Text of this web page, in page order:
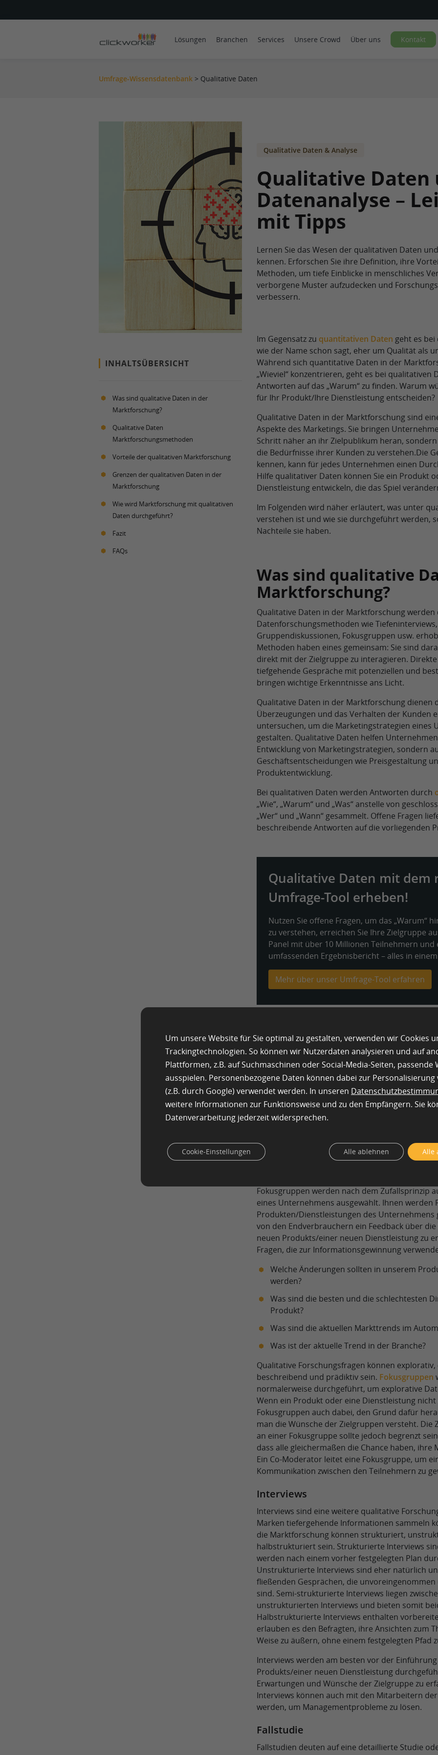
Lösungen Branchen Services Unsere Crowd Über uns Kontakt
Umfrage-Wissensdatenbank > Qualitative Daten
Qualitative Daten & Analyse
Qualitative Daten
Datenanalyse –
mit Tipps
Lernen Sie das Wesen der qualitativen Daten
kennen. Erforschen Sie ihre Definition, ihre
Methoden, um tiefe Einblicke in menschliches
verborgene Muster aufzudecken und
verbessern.
INHALTSÜBERSICHT
Was sind qualitative Daten in der
Marktforschung?
Qualitative Daten
Marktforschungsmethoden
Vorteile der qualitativen Marktforschung
Grenzen der qualitativen Daten in der
Marktforschung
Wie wird Marktforschung mit qualitativen
Daten durchgeführt?
Fazit
FAQs
Im Gegensatz zu quantitativen Daten geht es
wie der Name schon sagt, eher um Qualität als
Während sich quantitative Daten in der
„Wieviel“ konzentrieren, geht es bei qualitativen
Antworten auf das „Warum“ zu finden. Warum
für Ihr Produkt/Ihre Dienstleistung entscheiden?
Qualitative Daten in der Marktforschung sind
Aspekte des Marketings. Sie bringen
Schritt näher an ihr Zielpublikum heran,
die Bedürfnisse ihrer Kunden zu verstehen.Die
kennen, kann für jedes Unternehmen einen
Hilfe qualitativer Daten können Sie ein Produkt
Dienstleistung entwickeln, die das Spiel
Im Folgenden wird näher erläutert, was unter
verstehen ist und wie sie durchgeführt werden,
Nachteile sie haben.
Was sind qualitative
Marktforschung?
Qualitative Daten in der Marktforschung
Datenforschungsmethoden wie Tiefeninterviews,
Gruppendiskussionen, Fokusgruppen usw.
Methoden haben eines gemeinsam: Sie sind
direkt mit der Zielgruppe zu interagieren.
tiefgehende Gespräche mit potenziellen und
bringen wichtige Erkenntnisse ans Licht.
Qualitative Daten in der Marktforschung dienen
Überzeugungen und das Verhalten der Kunden
untersuchen, um die Marketingstrategien eines
gestalten. Qualitative Daten helfen
Entwicklung von Marketingstrategien, sondern
Geschäftsentscheidungen wie Preisgestaltung
Produktentwicklung.
Bei qualitativen Daten werden Antworten durch
„Wie“, „Warum“ und „Was“ anstelle von
„Wer“ und „Wann“ gesammelt. Offene Fragen
beschreibende Antworten auf die vorliegenden
Qualitative Daten mit dem
Umfrage-Tool erheben!
Nutzen Sie offene Fragen, um das „Warum“
zu verstehen, erreichen Sie Ihre Zielgruppe
Panel mit über 10 Millionen Teilnehmern und
umfassenden Ergebnisbericht – alles in
Mehr über unser Umfrage-Tool erfahren
Qualitative Daten
Während die quantitative Datenforschung
Erhebungen und Fragebögen erfolgt, wird die
Datenforschung hauptsächlich durch Interviews
sind einige der anderen beliebten Methoden, mit
Schwerpunktgruppen
Fokusgruppen werden nach dem Zufallsprinzip
eines Unternehmens ausgewählt. Ihnen werden
Produkten/Dienstleistungen des Unternehmens
von den Endverbrauchern ein Feedback über
neuen Produkts/einer neuen Dienstleistung zu
Fragen, die zur Informationsgewinnung
Welche Änderungen sollten in unserem
werden?
Was sind die besten und die schlechtesten
Produkt?
Was sind die aktuellen Markttrends im
Was ist der aktuelle Trend in der Branche?
Qualitative Forschungsfragen können
beschreibend und prädiktiv sein. Fokusgruppen
normalerweise durchgeführt, um explorative
Wenn ein Produkt oder eine Dienstleistung
Fokusgruppen auch dabei, den Grund dafür
man die Wünsche der Zielgruppen versteht. Die
an einer Fokusgruppe sollte jedoch begrenzt
dass alle gleichermaßen die Chance haben, ihre
Ein Co-Moderator leitet eine Fokusgruppe, um
Kommunikation zwischen den Teilnehmern zu
Interviews
Interviews sind eine weitere qualitative
Marken tiefergehende Informationen sammeln
die Marktforschung können strukturiert,
halbstrukturiert sein. Strukturierte Interviews
werden nach einem vorher festgelegten Plan
Unstrukturierte Interviews sind eher natürlich
fließenden Gesprächen, die
sind. Semi-strukturierte Interviews liegen
unstrukturierten Interviews und bieten somit
Halbstrukturierte Interviews enthalten
erlauben es den Befragten, ihre Ansichten zum
Weise zu äußern, ohne einem festgelegten Pfad
Interviews werden am besten vor der
Produkts/einer neuen Dienstleistung
Erwartungen und Wünsche der Zielgruppe zu
Interviews können auch mit den Mitarbeitern
werden, um Managementprobleme zu lösen.
Fallstudie
Fallstudien deuten auf eine detaillierte Studie
Um unsere Website für Sie optimal zu gestalten, verwenden wir Cookies
Trackingtechnologien. So können wir Nutzerdaten analysieren und auf
Plattformen, z.B. auf Suchmaschinen oder Social-Media-Seiten, passende
ausspielen. Personenbezogene Daten können dabei zur Personalisierung
(z.B. durch Google) verwendet werden. In unseren
weitere Informationen zur Funktionsweise und zu den Empfängern. Sie
Datenverarbeitung jederzeit widersprechen.
Alle
Alle ablehnen
Cookie-Einstellungen